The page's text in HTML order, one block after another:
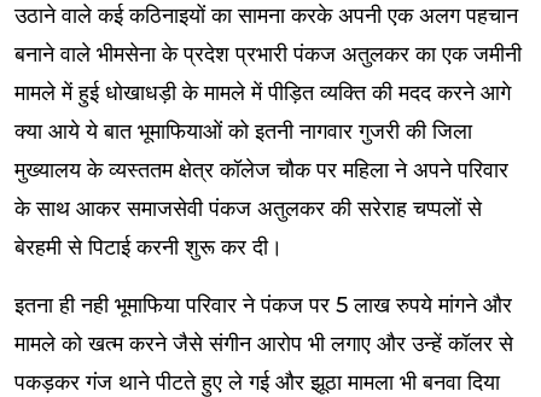
उठाने वाले कई कठिनाइयों का सामना करके अपनी एक अलग पहचान
बनाने वाले भीमसेना के प्रदेश प्रभारी पंकज अतुलकर का एक जमीनी
मामले में हुई धोखाधड़ी के मामले में पीड़ित व्यक्ति की मदद करने आगे
क्या आये ये बात भूमाफियाओं को इतनी नागवार गुजरी की जिला
मुख्यालय के व्यस्ततम क्षेत्र कॉलेज चौक पर महिला ने अपने परिवार
के साथ आकर समाजसेवी पंकज अतुलकर की सरेराह चप्पलों से
बेरहमी से पिटाई करनी शुरू कर दी।
इतना ही नही भूमाफिया परिवार ने पंकज पर 5 लाख रुपये मांगने और
मामले को खत्म करने जैसे संगीन आरोप भी लगाए और उन्हें कॉलर से
पकड़कर गंज थाने पीटते हुए ले गई और झूठा मामला भी बनवा दिया